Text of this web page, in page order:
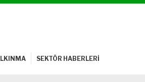
SEKTÖR HABERLERİ